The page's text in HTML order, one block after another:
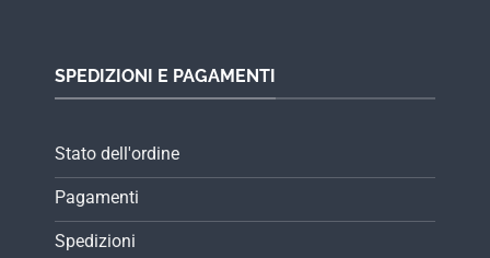
SPEDIZIONI E PAGAMENTI
Stato dell'ordine
Pagamenti
Spedizioni